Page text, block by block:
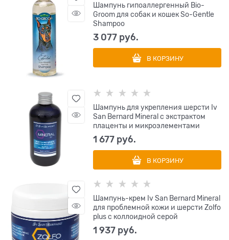
Шампунь гипоаллергенный Bio-
Groom для собак и кошек So-Gentle
Shampoo
3 077 руб.
В КОРЗИНУ
Шампунь для укрепления шерсти Iv
San Bernard Mineral с экстрактом
плаценты и микроэлементами
1 677 руб.
В КОРЗИНУ
Шампунь-крем Iv San Bernard Mineral
для проблемной кожи и шерсти Zolfo
plus с коллоидной серой
1 937 руб.